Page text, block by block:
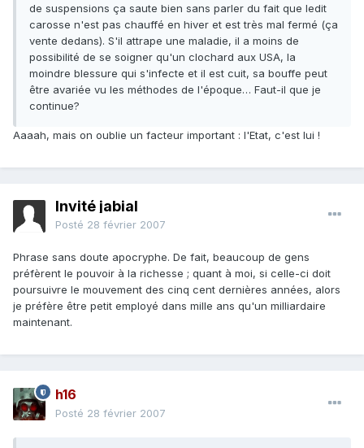
de suspensions ça saute bien sans parler du fait que ledit
carosse n'est pas chauffé en hiver et est très mal fermé (ça
vente dedans). S'il attrape une maladie, il a moins de
possibilité de se soigner qu'un clochard aux USA, la
moindre blessure qui s'infecte et il est cuit, sa bouffe peut
être avariée vu les méthodes de l'époque… Faut-il que je
continue?
Aaaah, mais on oublie un facteur important : l'Etat, c'est lui !
Invité jabial
Posté 28 février 2007
Phrase sans doute apocryphe. De fait, beaucoup de gens
préfèrent le pouvoir à la richesse ; quant à moi, si celle-ci doit
poursuivre le mouvement des cinq cent dernières années, alors
je préfère être petit employé dans mille ans qu'un milliardaire
maintenant.
h16
Posté 28 février 2007